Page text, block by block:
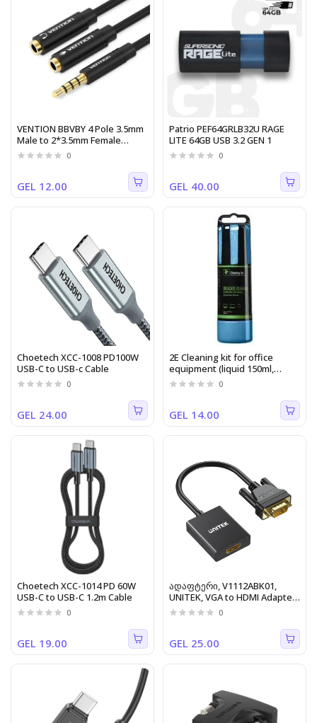
VENTION BBVBY 4 Pole 3.5mm
Male to 2*3.5mm Female
Stereo Splitter Cable 0.3M
Black Metal Type
0
GEL 12.00
Patrio PEF64GRLB32U RAGE
LITE 64GB USB 3.2 GEN 1
0
GEL 40.00
Choetech XCC-1008 PD100W
USB-C to USB-c Cable
0
GEL 24.00
2Е Cleaning kit for office
equipment (liquid 150ml,
whipe 20cm), blue
0
GEL 14.00
Choetech XCC-1014 PD 60W
USB-C to USB-C 1.2m Cable
0
GEL 19.00
ადაფტერი, V1112ABK01,
UNITEK, VGA to HDMI Adapter
with Audio & Power Port.
V1112ABK01
0
GEL 25.00